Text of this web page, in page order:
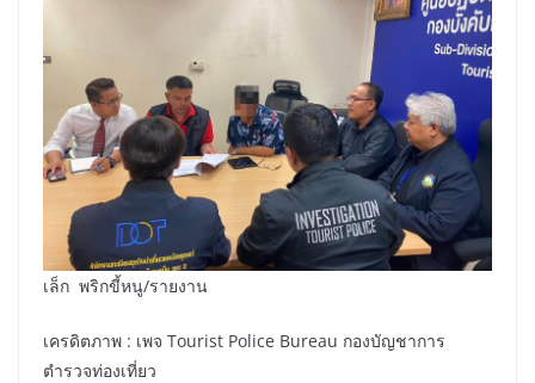
เล็ก พริกขี้หนู/รายงาน
เครดิตภาพ : เพจ Tourist Police Bureau กองบัญชาการ
ตำรวจท่องเที่ยว